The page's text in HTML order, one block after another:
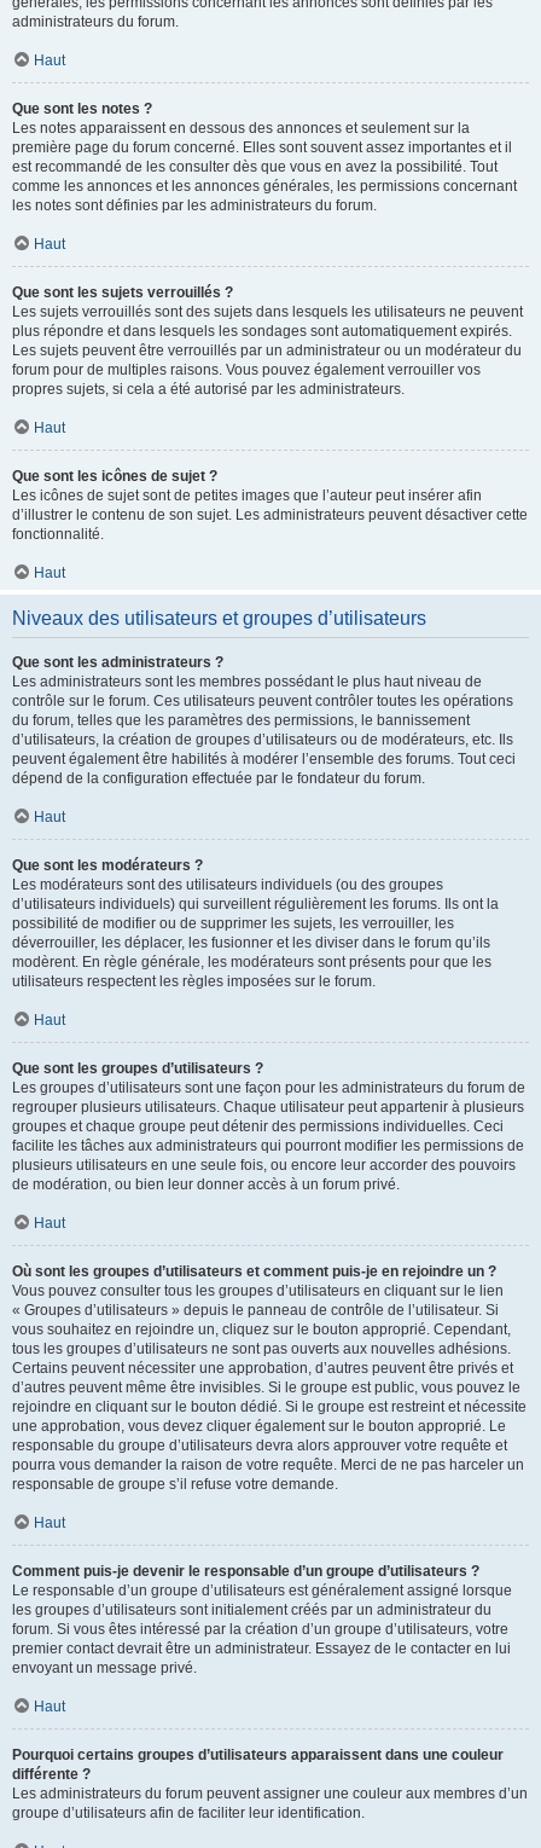
administrateurs du forum.
Haut
Que sont les notes ?
Les notes apparaissent en dessous des annonces et seulement sur la
première page du forum concerné. Elles sont souvent assez importantes et il
est recommandé de les consulter dès que vous en avez la possibilité. Tout
comme les annonces et les annonces générales, les permissions concernant
les notes sont définies par les administrateurs du forum.
Haut
Que sont les sujets verrouillés ?
Les sujets verrouillés sont des sujets dans lesquels les utilisateurs ne peuvent
plus répondre et dans lesquels les sondages sont automatiquement expirés.
Les sujets peuvent être verrouillés par un administrateur ou un modérateur du
forum pour de multiples raisons. Vous pouvez également verrouiller vos
propres sujets, si cela a été autorisé par les administrateurs.
Haut
Que sont les icônes de sujet ?
Les icônes de sujet sont de petites images que l’auteur peut insérer afin
d’illustrer le contenu de son sujet. Les administrateurs peuvent désactiver cette
fonctionnalité.
Haut
Niveaux des utilisateurs et groupes d’utilisateurs
Que sont les administrateurs ?
Les administrateurs sont les membres possédant le plus haut niveau de
contrôle sur le forum. Ces utilisateurs peuvent contrôler toutes les opérations
du forum, telles que les paramètres des permissions, le bannissement
d’utilisateurs, la création de groupes d’utilisateurs ou de modérateurs, etc. Ils
peuvent également être habilités à modérer l’ensemble des forums. Tout ceci
dépend de la configuration effectuée par le fondateur du forum.
Haut
Que sont les modérateurs ?
Les modérateurs sont des utilisateurs individuels (ou des groupes
d’utilisateurs individuels) qui surveillent régulièrement les forums. Ils ont la
possibilité de modifier ou de supprimer les sujets, les verrouiller, les
déverrouiller, les déplacer, les fusionner et les diviser dans le forum qu’ils
modèrent. En règle générale, les modérateurs sont présents pour que les
utilisateurs respectent les règles imposées sur le forum.
Haut
Que sont les groupes d’utilisateurs ?
Les groupes d’utilisateurs sont une façon pour les administrateurs du forum de
regrouper plusieurs utilisateurs. Chaque utilisateur peut appartenir à plusieurs
groupes et chaque groupe peut détenir des permissions individuelles. Ceci
facilite les tâches aux administrateurs qui pourront modifier les permissions de
plusieurs utilisateurs en une seule fois, ou encore leur accorder des pouvoirs
de modération, ou bien leur donner accès à un forum privé.
Haut
Où sont les groupes d’utilisateurs et comment puis-je en rejoindre un ?
Vous pouvez consulter tous les groupes d’utilisateurs en cliquant sur le lien
« Groupes d’utilisateurs » depuis le panneau de contrôle de l’utilisateur. Si
vous souhaitez en rejoindre un, cliquez sur le bouton approprié. Cependant,
tous les groupes d’utilisateurs ne sont pas ouverts aux nouvelles adhésions.
Certains peuvent nécessiter une approbation, d’autres peuvent être privés et
d’autres peuvent même être invisibles. Si le groupe est public, vous pouvez le
rejoindre en cliquant sur le bouton dédié. Si le groupe est restreint et nécessite
une approbation, vous devez cliquer également sur le bouton approprié. Le
responsable du groupe d’utilisateurs devra alors approuver votre requête et
pourra vous demander la raison de votre requête. Merci de ne pas harceler un
responsable de groupe s’il refuse votre demande.
Haut
Comment puis-je devenir le responsable d’un groupe d’utilisateurs ?
Le responsable d’un groupe d’utilisateurs est généralement assigné lorsque
les groupes d’utilisateurs sont initialement créés par un administrateur du
forum. Si vous êtes intéressé par la création d’un groupe d’utilisateurs, votre
premier contact devrait être un administrateur. Essayez de le contacter en lui
envoyant un message privé.
Haut
Pourquoi certains groupes d’utilisateurs apparaissent dans une couleur
différente ?
Les administrateurs du forum peuvent assigner une couleur aux membres d’un
groupe d’utilisateurs afin de faciliter leur identification.